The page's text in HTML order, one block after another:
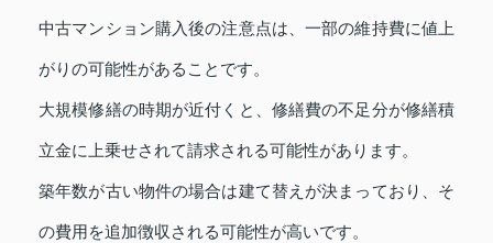
中古マンション購入後の注意点は、一部の維持費に値上
がりの可能性があることです。
大規模修繕の時期が近付くと、修繕費の不足分が修繕積
立金に上乗せされて請求される可能性があります。
築年数が古い物件の場合は建て替えが決まっており、そ
の費用を追加徴収される可能性が高いです。